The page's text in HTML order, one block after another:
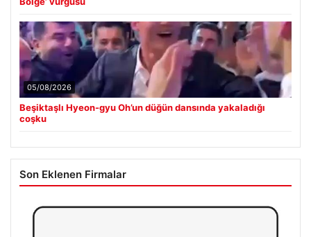
05/08/2026
Beşiktaşlı Hyeon-gyu Oh’un düğün dansında yakaladığı
coşku
Son Eklenen Firmalar